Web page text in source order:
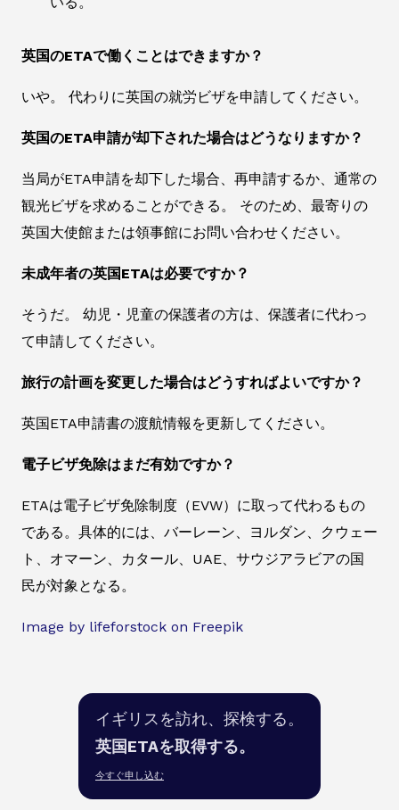
英国のETAで働くことはできますか？
いや。 代わりに英国の就労ビザを申請してください。
英国のETA申請が却下された場合はどうなりますか？
当局がETA申請を却下した場合、再申請するか、通常の
観光ビザを求めることができる。 そのため、最寄りの
英国大使館または領事館にお問い合わせください。
未成年者の英国ETAは必要ですか？
そうだ。 幼児・児童の保護者の方は、保護者に代わっ
て申請してください。
旅行の計画を変更した場合はどうすればよいですか？
英国ETA申請書の渡航情報を更新してください。
電子ビザ免除はまだ有効ですか？
ETAは電子ビザ免除制度（EVW）に取って代わるもの
である。具体的には、バーレーン、ヨルダン、クウェー
ト、オマーン、カタール、UAE、サウジアラビアの国
民が対象となる。
Image by lifeforstock on Freepik
イギリスを訪れ、探検する。
英国ETAを取得する。
今すぐ申し込む